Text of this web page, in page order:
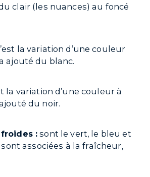
clair (les nuances) au foncé
la variation d’une couleur
ajouté du blanc.
la variation d’une couleur à
du noir.
: sont le vert, le bleu et
associées à la fraîcheur,